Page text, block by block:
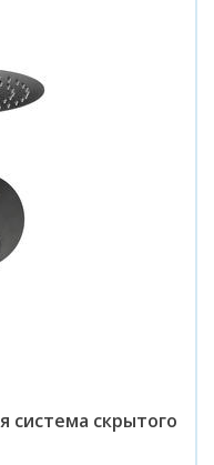
система скрытого